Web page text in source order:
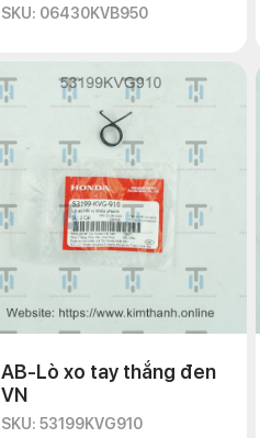
SKU: 06430KVB950
AB-Lò xo tay thắng đen
VN
SKU: 53199KVG910